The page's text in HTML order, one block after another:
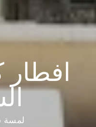
لمسة